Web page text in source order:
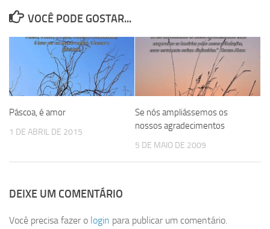
VOCÊ PODE GOSTAR...
Páscoa, é amor
1 DE ABRIL DE 2015
Se nós ampliássemos os
nossos agradecimentos
5 DE MAIO DE 2009
DEIXE UM COMENTÁRIO
Você precisa fazer o login para publicar um comentário.